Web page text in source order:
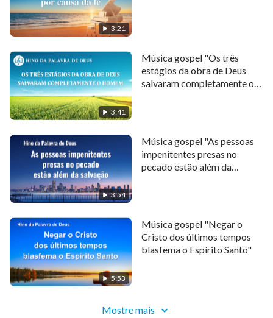
sofrer por causa Dele,
mas que a crença deles em Deus é para que eles
procurem amá-Lo.
A crença em Deus é para satisfazê-Lo e para viver o
caráter que Ele exige.
meio desses indignos.
Essa é a perspectiva certa da fé Nele e a meta que
você deve buscar.
II
Deus o julgou e castigou. Sua palavra lidou com você,
mas também o iluminou.
Quando você enfraquece, Deus Se preocupa com
você, o homem está à mercê de Deus.
3:21
3:41
Música gospel "Os três
estágios da obra de Deus
salvaram completamente o
3:54
Música gospel "As pessoas
impenitentes presas no
pecado estão além da
5:53
Música gospel "Negar o
Cristo dos últimos tempos
blasfema o Espírito Santo"
Mostre mais